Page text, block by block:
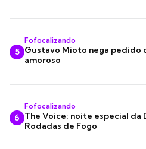
5
Fofocalizando
Gustavo Mioto nega pedido
amoroso
6
Fofocalizando
The Voice: noite especial da
Rodadas de Fogo